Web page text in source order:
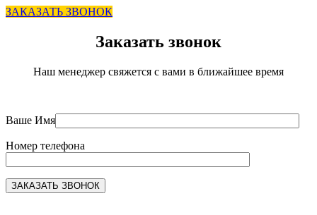
ЗАКАЗАТЬ ЗВОНОК
Заказать звонок
Наш менеджер свяжется с вами в ближайшее время
Ваше Имя
Номер телефона